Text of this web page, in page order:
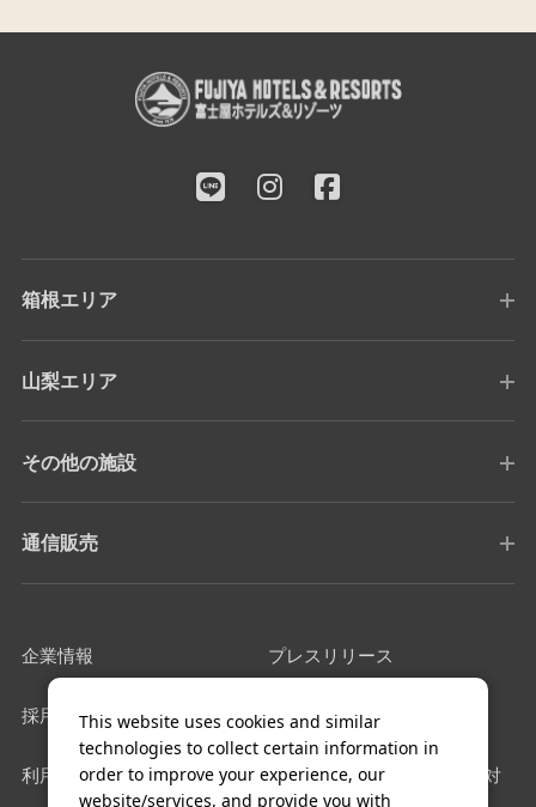
箱根エリア
山梨エリア
その他の施設
通信販売
企業情報 プレスリリース
採用情報 サイトマップ
利用規約
カスタマーハラスメントに対
This website uses cookies and similar
technologies to collect certain information in
order to improve your experience, our
website/services, and provide you with